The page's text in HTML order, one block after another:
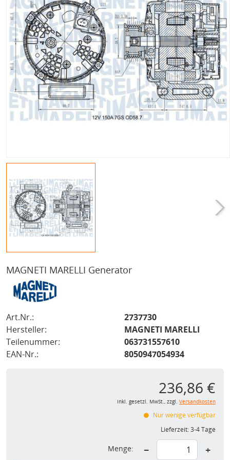
MAGNETI MARELLI Generator
Art.Nr.:
2737730
Hersteller:
MAGNETI MARELLI
Teilenummer:
063731557610
EAN-Nr.:
8050947054934
236,86 €
inkl. gesetzl. MwSt., zzgl. Versandkosten
Nur wenige verfügbar
Lieferzeit:3-4 Tage
Menge: − +